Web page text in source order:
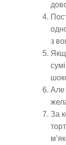
з
Але
За